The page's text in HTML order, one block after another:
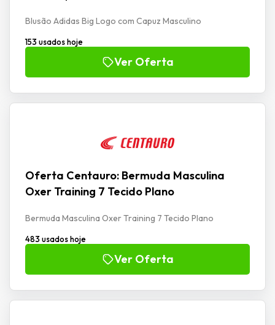
Blusão Adidas Big Logo com Capuz Masculino
153 usados hoje
Ver Oferta
Oferta Centauro: Bermuda Masculina
Oxer Training 7 Tecido Plano
Bermuda Masculina Oxer Training 7 Tecido Plano
483 usados hoje
Ver Oferta